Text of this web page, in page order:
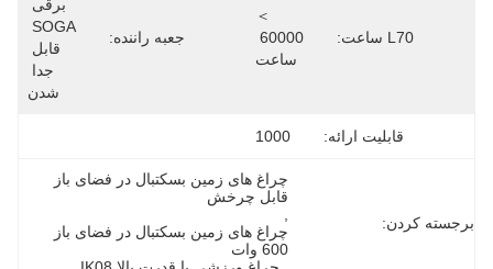
L70 ساعت:
＞
60000
ساعت
جعبه راننده:
برقی
SOGA
قابل
جدا
شدن
قابلیت ارائه: 1000
برجسته کردن:
چراغ های زمین بسکتبال در فضای باز
قابل چرخش
چراغ های زمین بسکتبال در فضای باز
600 وات